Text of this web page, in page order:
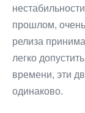
прошлом,
релиза
легко
времени, эти
одинаково.